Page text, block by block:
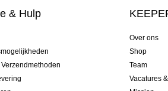
& Hulp
Over ons
Shop
Team
Vacatures